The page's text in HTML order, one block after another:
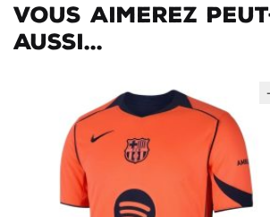
Vous aimerez
aussi...